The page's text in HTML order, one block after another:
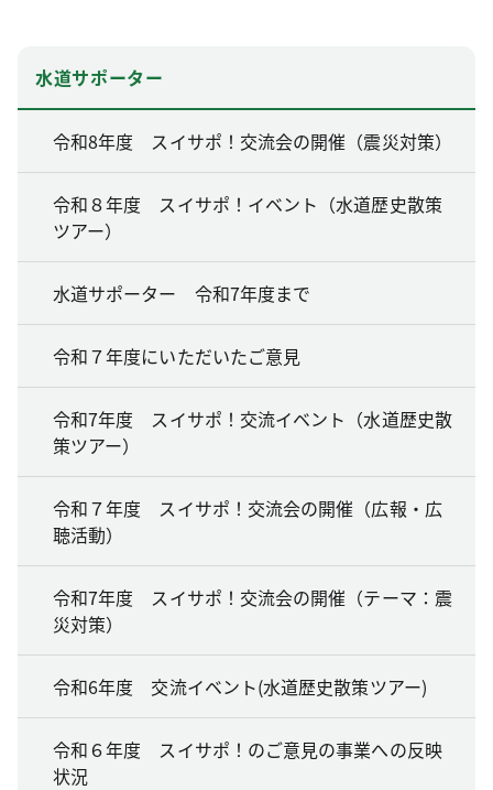
水道サポーター
令和8年度 スイサポ！交流会の開催（震災対策）
令和８年度 スイサポ！イベント（水道歴史散策
ツアー）
水道サポーター 令和7年度まで
令和７年度にいただいたご意見
令和7年度 スイサポ！交流イベント（水道歴史散
策ツアー）
令和７年度 スイサポ！交流会の開催（広報・広
聴活動）
令和7年度 スイサポ！交流会の開催（テーマ：震
災対策）
令和6年度 交流イベント(水道歴史散策ツアー)
令和６年度 スイサポ！のご意見の事業への反映
状況